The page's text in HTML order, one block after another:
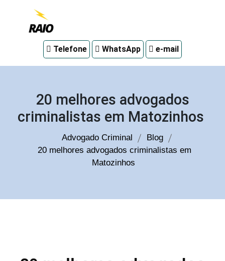
em
Telefone WhatsApp e-mail
20 melhores advogados
criminalistas em Matozinhos
Advogado Criminal
Blog
20 melhores advogados criminalistas em
Matozinhos